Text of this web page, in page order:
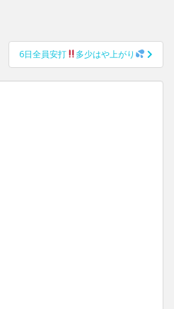
ン6日全員安打 多少はや上がり